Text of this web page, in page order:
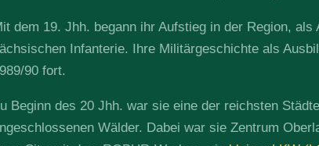
dem 19. Jhh. begann ihr Aufstieg in der Region,
Infanterie. Ihre Militärgeschichte als
90 fort.
Beginn des 20 Jhh. war sie eine der reichsten
Wälder. Dabei war sie Zentrum